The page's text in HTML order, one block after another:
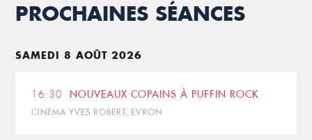
PROCHAINES SÉANCES
SAMEDI 8 AOÛT 2026
16:30 NOUVEAUX COPAINS À PUFFIN ROCK
CINÉMA YVES ROBERT, EVRON